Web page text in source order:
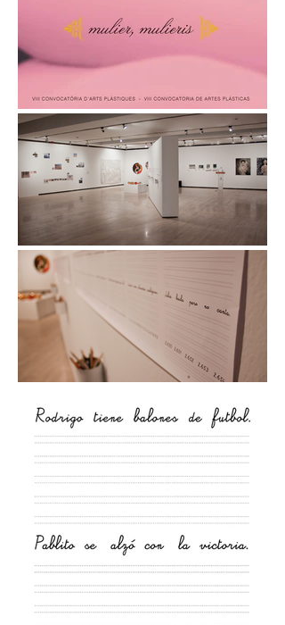
identidades no normativas (no
binarias, intersex o
intergénero); tampoco hay nada
en esos cuadernos que permita a
la infancia reconocer y nombrar
esa diversidad. Esta doble
ausencia (desbalance y borrado)
no debe considerarse un detalle
anecdótico porque en edades
tempranas, la repetición
sostenida de frases modela
expectativas y posibilidades de
identificación.:“On ne naît pas
femme: on le devient.”
(Beauvoir, 1949/2010, p. 285).
A partir de un corpus de frases
materiales didácticos, se
diseña un cuadernillo artístico
inspirado en la estética de los
Cuadernos Rubio. Por un lado,
el cuadernillo exhibe las
frases originales, evidenciando
tanto la sobrerrepresentación
masculina como la inexistencia
de formulaciones que incluyan
identidades intergénero/no